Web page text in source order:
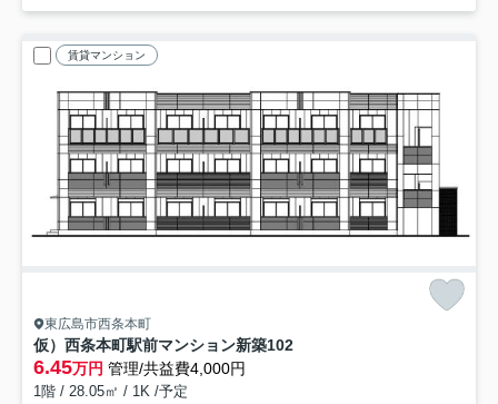
賃貸マンション
東広島市西条本町
仮）西条本町駅前マンション新築102
6.45万円 管理/共益費4,000円
1階 / 28.05㎡ / 1K /予定